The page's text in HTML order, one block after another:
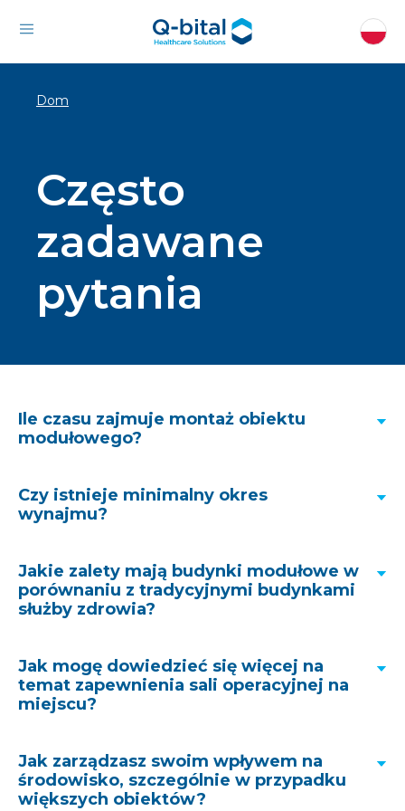
Dom
Często
zadawane
pytania
Ile czasu zajmuje montaż obiektu
modułowego?
Dowiedz się, jak szybko obiekt modułowy może
dotrzeć do Twojego szpitala.
Czy istnieje minimalny okres
wynajmu?
Jakie zalety mają budynki modułowe w
porównaniu z tradycyjnymi budynkami
służby zdrowia?
Jak mogę dowiedzieć się więcej na
temat zapewnienia sali operacyjnej na
miejscu?
Jak zarządzasz swoim wpływem na
środowisko, szczególnie w przypadku
większych obiektów?